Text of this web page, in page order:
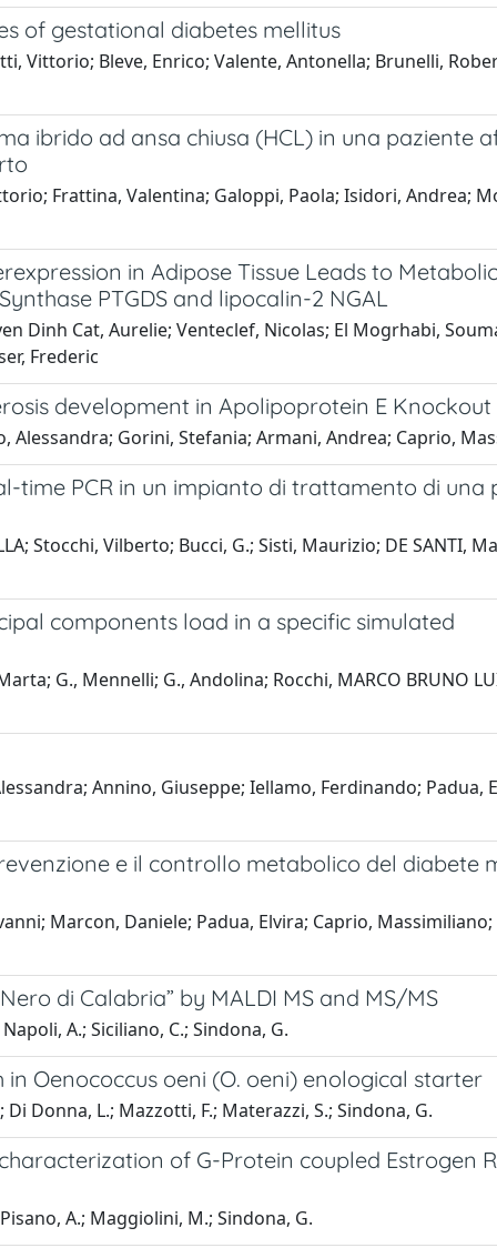
of gestational diabetes mellitus
Vittorio; Bleve, Enrico; Valente, Antonella; Brunelli,
ibrido ad ansa chiusa (HCL) in una paziente
Frattina, Valentina; Galoppi, Paola; Isidori, Andrea;
in Adipose Tissue Leads to Metabolic
PTGDS and lipocalin-2 NGAL
Dinh Cat, Aurelie; Venteclef, Nicolas; El Mogrhabi,
Frederic
development in Apolipoprotein E Knockout
Alessandra; Gorini, Stefania; Armani, Andrea; Caprio,
time PCR in un impianto di trattamento di una
Stocchi, Vilberto; Bucci, G.; Sisti, Maurizio; DE SANTI,
components load in a specific simulated
G., Mennelli; G., Andolina; Rocchi, MARCO BRUNO
Annino, Giuseppe; Iellamo, Ferdinando; Padua,
e il controllo metabolico del diabete
Marcon, Daniele; Padua, Elvira; Caprio, Massimiliano;
di Calabria” by MALDI MS and MS/MS
A.; Siciliano, C.; Sindona, G.
Oenococcus oeni (O. oeni) enological starter
Donna, L.; Mazzotti, F.; Materazzi, S.; Sindona, G.
of G-Protein coupled Estrogen
A.; Maggiolini, M.; Sindona, G.